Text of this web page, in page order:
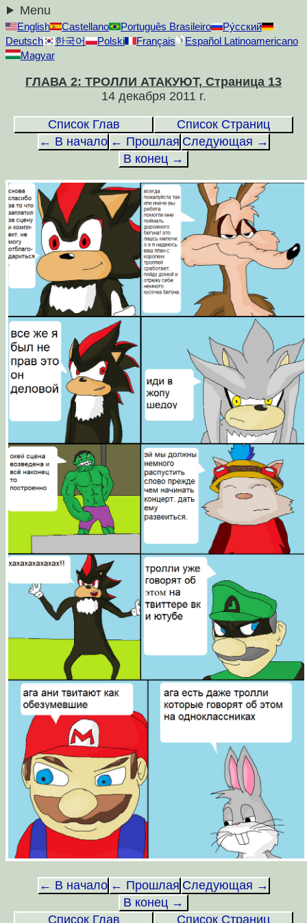
English Castellano Português Brasileiro
Ру́сский
Deutsch
한국어 Polski Français
Español Latinoamericano
Magyar
ГЛАВА 2: ТРОЛЛИ АТАКУЮТ, Страница 13
14 декабря 2011 г.
Список Глав
Список Страниц
← В начало ← Прошлая Следующая →
В конец →
← В начало ← Прошлая Следующая →
В конец →
Список Глав
Список Страниц
Menu